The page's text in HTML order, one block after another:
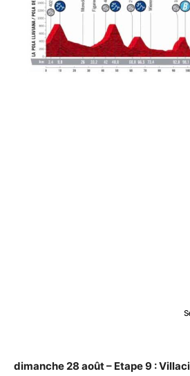
dimanche 28 août – Etape 9 :